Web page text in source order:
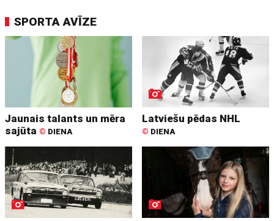
SPORTA AVĪZE
Jaunais talants un mēra
sajūta © DIENA
Latviešu pēdas NHL
© DIENA